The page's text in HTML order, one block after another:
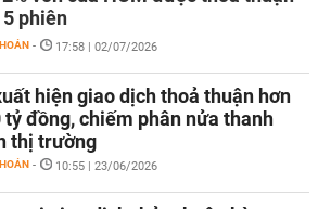
phiên
- 17:58 | 02/07/2026
hiện giao dịch thoả thuận hơn
tỷ đồng, chiếm phân nửa thanh
thị trường
- 10:55 | 23/06/2026